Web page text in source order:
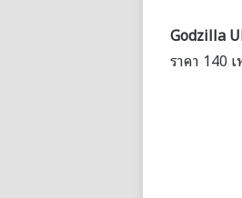
Godzilla
ราคา 140